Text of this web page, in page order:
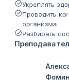
Укреплять
Проводить
организма
Разбирать